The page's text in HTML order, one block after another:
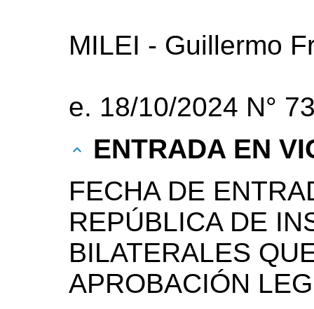
MILEI - Guillermo
e. 18/10/2024 N°
ENTRADA EN
FECHA DE
REPÚBLICA DE
BILATERALES
APROBACIÓN